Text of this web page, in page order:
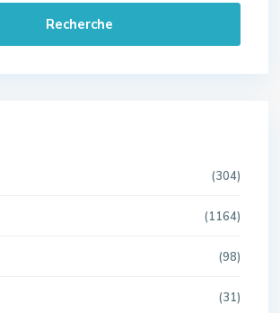
Recherche
(304)
(1164)
(98)
(31)